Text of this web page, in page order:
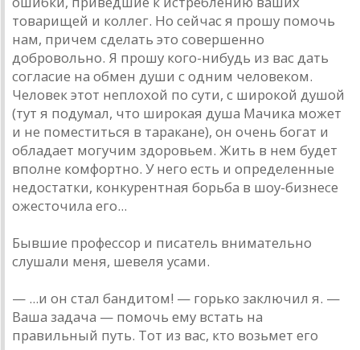
товарищей и коллег. Но сейчас я прошу помочь
нам, причем сделать это совершенно
добровольно. Я прошу кого-нибудь из вас дать
согласие на обмен души с одним человеком.
Человек этот неплохой по сути, с широкой душой
(тут я подумал, что широкая душа Мачика может
и не поместиться в таракане), он очень богат и
обладает могучим здоровьем. Жить в нем будет
вполне комфортно. У него есть и определенные
недостатки, конкурентная борьба в шоу-бизнесе
ожесточила его...
Бывшие профессор и писатель внимательно
слушали меня, шевеля усами.
— ...и он стал бандитом! — горько заключил я. —
Ваша задача — помочь ему встать на
правильный путь. Тот из вас, кто возьмет его